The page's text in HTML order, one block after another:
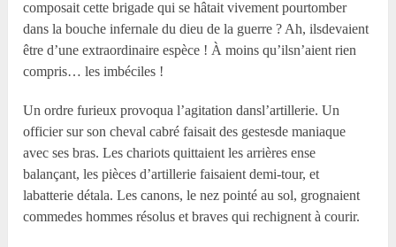
composait cette brigade qui se hâtait vivement pourtomber
dans la bouche infernale du dieu de la guerre ? Ah, ilsdevaient
être d’une extraordinaire espèce ! À moins qu’ilsn’aient rien
compris… les imbéciles !
Un ordre furieux provoqua l’agitation dansl’artillerie. Un
officier sur son cheval cabré faisait des gestesde maniaque
avec ses bras. Les chariots quittaient les arrières ense
balançant, les pièces d’artillerie faisaient demi-tour, et
labatterie détala. Les canons, le nez pointé au sol, grognaient
commedes hommes résolus et braves qui rechignent à courir.